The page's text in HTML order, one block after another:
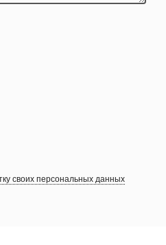
своих персональных данных